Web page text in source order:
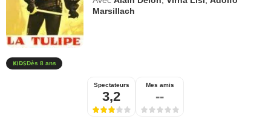
Marsillach
Dès 8 ans
Spectateurs
3,2
Mes amis
--